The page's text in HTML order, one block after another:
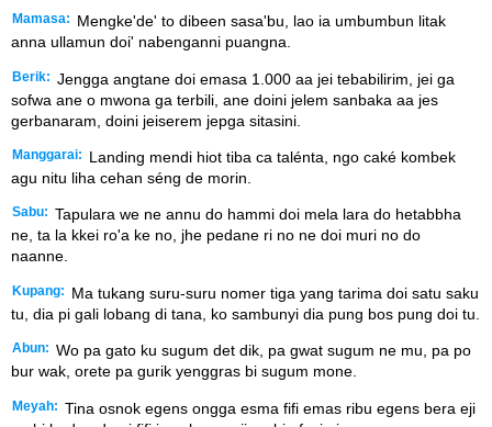
Mamasa:
Mengke'de' to dibeen sasa'bu, lao ia umbumbun litak
anna ullamun doi' nabenganni puangna.
Berik: Jengga angtane doi emasa 1.000 aa jei tebabilirim, jei ga
sofwa ane o mwona ga terbili, ane doini jelem sanbaka aa jes
gerbanaram, doini jeiserem jepga sitasini.
Manggarai:
Landing mendi hiot tiba ca talénta, ngo caké kombek
agu nitu liha cehan séng de morin.
Sabu: Tapulara we ne annu do hammi doi mela lara do hetabbha
ne, ta la kkei ro'a ke no, jhe pedane ri no ne doi muri no do
naanne.
Kupang:
Ma tukang suru-suru nomer tiga yang tarima doi satu saku
tu, dia pi gali lobang di tana, ko sambunyi dia pung bos pung doi tu.
Abun: Wo pa gato ku sugum det dik, pa gwat sugum ne mu, pa po
bur wak, orete pa gurik yenggras bi sugum mone.
Meyah: Tina osnok egens ongga esma fifi emas ribu egens bera eji